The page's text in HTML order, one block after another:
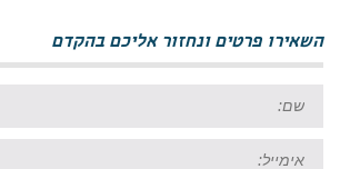
השאירו פרטים ונחזור אליכם בהקדם